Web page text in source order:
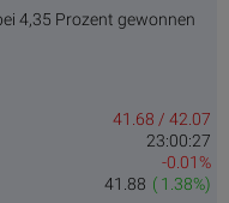
4,35 Prozent gewonnen
41.68 / 42.07
23:00:27
-0.01%
( 1.38%)
41.88